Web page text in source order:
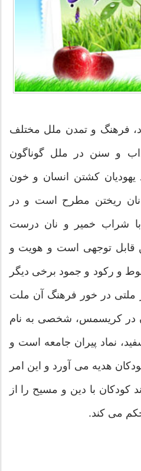
فرهنگ و تمدن ملل مختلف
و سنن در ملل گوناگون
کشتن انسان و خون
ریختن مطرح است و در
شراب خمیر و نان درست
قابل توجهی است و هویت و
و رکود و جمود برخی دیگر
ملتی در خور فرهنگ آن ملت
در کریسمس، شخصی به نام
نماد پیران جامعه است و
هدیه می آورد و این امر
کودکان با دین و مسیح را از
می کند.